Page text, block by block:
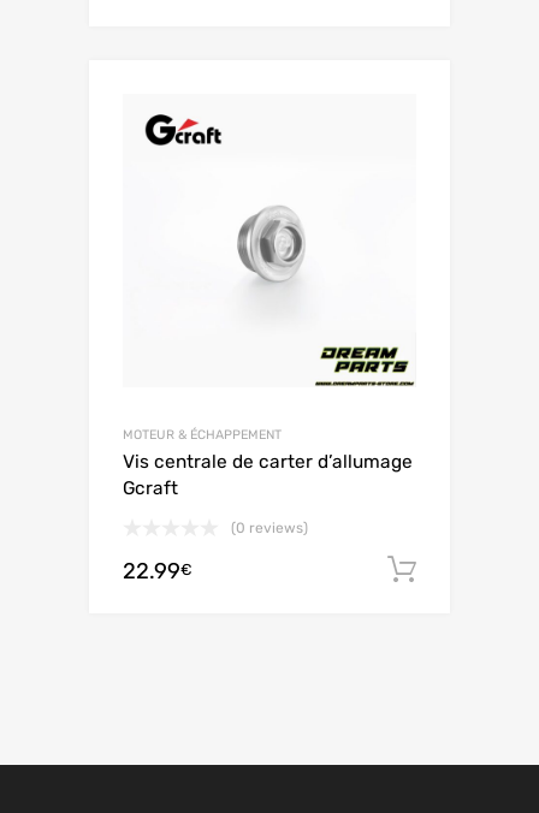
MOTEUR & ÉCHAPPEMENT
Vis centrale de carter d’allumage
Gcraft
(0 reviews)
22.99€